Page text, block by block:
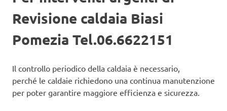
Revisione caldaia Biasi
Pomezia Tel.06.6622151
Il controllo periodico della caldaia è necessario,
perché le caldaie richiedono una continua manutenzione
per poter garantire maggiore efficienza e sicurezza.